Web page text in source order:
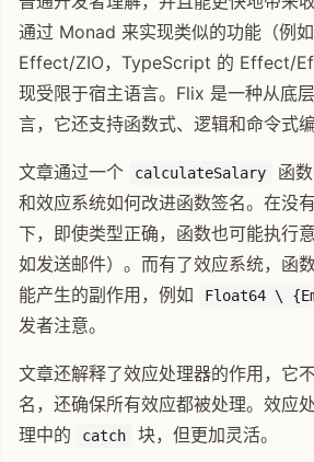
通过 Monad 来实现类似的功能（例
Effect/ZIO，TypeScript 的 Effect/
现受限于宿主语言。Flix 是一种从底
言，它还支持函数式、逻辑和命令式编
文章通过一个 calculateSalary
函
和效应系统如何改进函数签名。在没
下，即使类型正确，函数也可能执行
如发送邮件）。而有了效应系统，函
能产生的副作用，例如
Float64 \
发者注意。
文章还解释了效应处理器的作用，它
名，还确保所有效应都被处理。效应
理中的
catch 块，但更加灵活。